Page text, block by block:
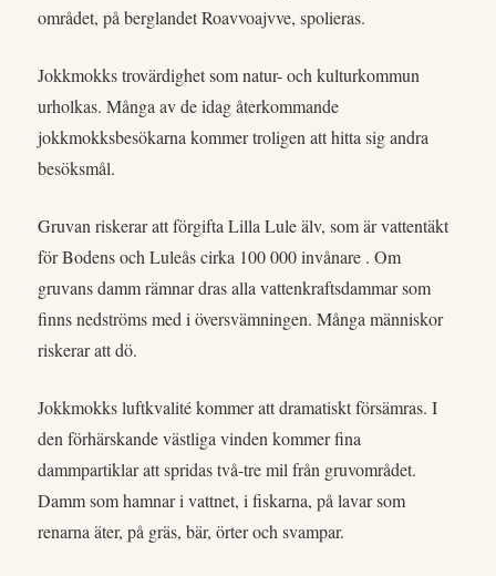
området, på berglandet Roavvoajvve, spolieras.
Jokkmokks trovärdighet som natur- och kulturkommun
urholkas. Många av de idag återkommande
jokkmokksbesökarna kommer troligen att hitta sig andra
besöksmål.
Gruvan riskerar att förgifta Lilla Lule älv, som är vattentäkt
för Bodens och Luleås cirka 100 000 invånare . Om
gruvans damm rämnar dras alla vattenkraftsdammar som
finns nedströms med i översvämningen. Många människor
riskerar att dö.
Jokkmokks luftkvalité kommer att dramatiskt försämras. I
den förhärskande västliga vinden kommer fina
dammpartiklar att spridas två-tre mil från gruvområdet.
Damm som hamnar i vattnet, i fiskarna, på lavar som
renarna äter, på gräs, bär, örter och svampar.